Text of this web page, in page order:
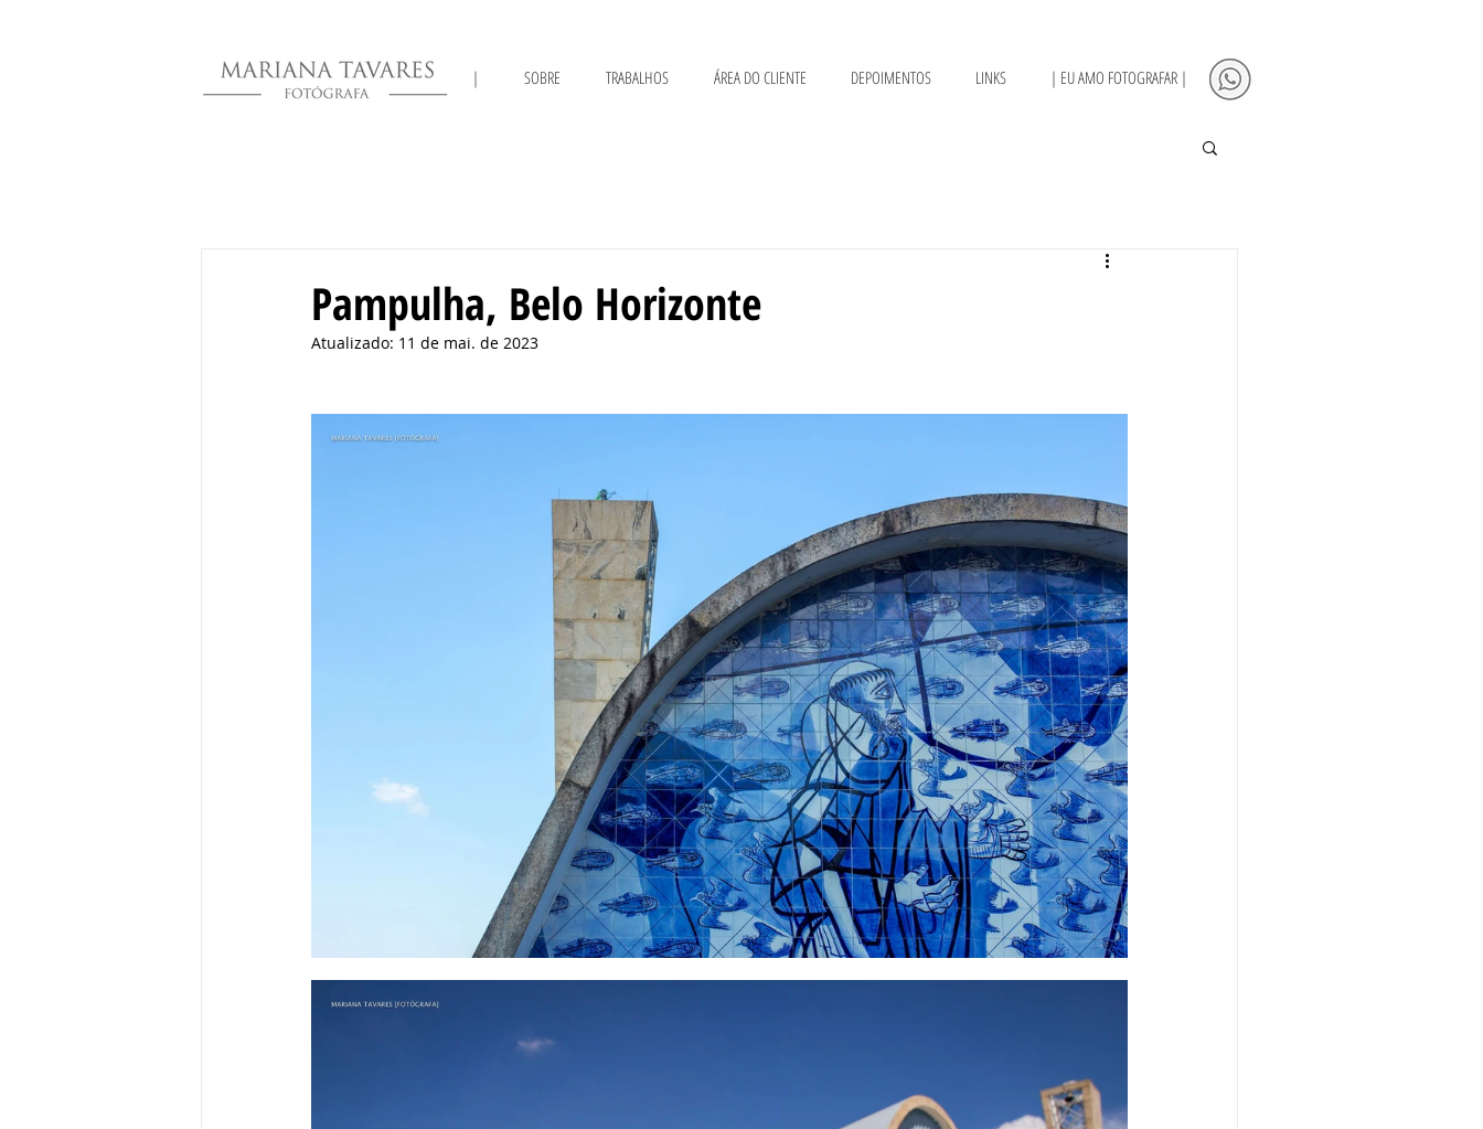
| SOBRE TRABALHOS ÁREA DO CLIENTE DEPOIMENTOS LINKS | EU AMO FOTOGRAFAR |
Pampulha, Belo Horizonte
Atualizado: 11 de mai. de 2023